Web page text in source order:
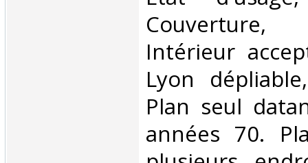
Intérieur
Lyon
Plan seul
années 70.